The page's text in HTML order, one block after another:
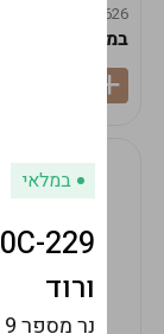
9009492379626
במארז
במלאי
ורוד